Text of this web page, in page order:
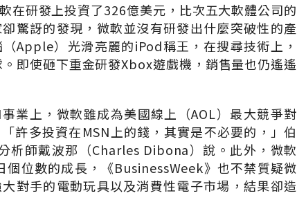
在研發上投資了326億美元，比次五大軟體公司的
驚訝的發現，微軟並沒有研發出什麼突破性的產
Apple）光滑亮麗的iPod稱王，在搜尋技術上，
即使砸下重金研發Xbox遊戲機，銷售量也仍遙遙
業上，微軟雖成為美國線上（AOL）最大競爭對
許多投資在MSN上的錢，其實是不必要的，」伯
析師戴波那（Charles Dibona）說。此外，微軟
位數的成長，《BusinessWeek》也不禁質疑微
對手的電動玩具以及消費性電子市場，結果卻造